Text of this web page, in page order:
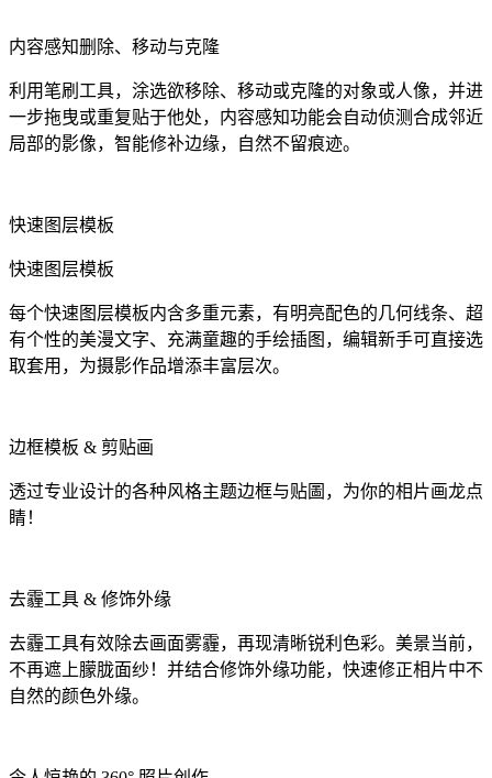
内容感知删除、移动与克隆
利用笔刷工具，涂选欲移除、移动或克隆的对象或人像，并进
一步拖曳或重复贴于他处，内容感知功能会自动侦测合成邻近
局部的影像，智能修补边缘，自然不留痕迹。
快速图层模板
快速图层模板
每个快速图层模板内含多重元素，有明亮配色的几何线条、超
有个性的美漫文字、充满童趣的手绘插图，编辑新手可直接选
取套用，为摄影作品增添丰富层次。
边框模板 & 剪贴画
透过专业设计的各种风格主题边框与贴圖，为你的相片画龙点
睛！
去霾工具 & 修饰外缘
去霾工具有效除去画面雾霾，再现清晰锐利色彩。美景当前，
不再遮上朦胧面纱！并结合修饰外缘功能，快速修正相片中不
自然的颜色外缘。